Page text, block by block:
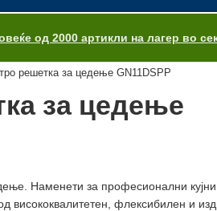
од 2000 артикли на лагер во
решетка за цедење GN11DSPP
за цедење
Наменети за професионални кујни
висококвалитетен, флексибилен и